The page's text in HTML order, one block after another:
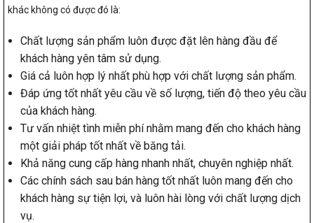
khác không có được đó là:
Chất lượng sản phẩm luôn được đặt lên hàng đầu để
khách hàng yên tâm sử dụng.
Giá cả luôn hợp lý nhất phù hợp với chất lượng sản phẩm.
Đáp ứng tốt nhất yêu cầu về số lượng, tiến độ theo yêu cầu
của khách hàng.
Tư vấn nhiệt tình miễn phí nhằm mang đến cho khách hàng
một giải pháp tốt nhất về băng tải.
Khả năng cung cấp hàng nhanh nhất, chuyên nghiệp nhất.
Các chính sách sau bán hàng tốt nhất luôn mang đến cho
khách hàng sự tiện lợi, và luôn hài lòng với chất lượng dịch
vụ.